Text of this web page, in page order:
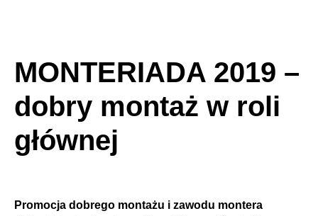
MONTERIADA 2019 –
dobry montaż w roli
głównej
Promocja dobrego montażu i zawodu montera